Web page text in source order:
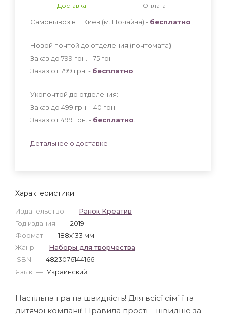
Характеристики
Издательство — Ранок Креатив
Год издания — 2019
Формат — 188x133 мм
Жанр — Наборы для творчества
ISBN — 4823076144166
Язык — Украинский
Доставка
Оплата
Самовывоз в г. Киев (м. Почайна) - бесплатно
Новой почтой до отделения (почтомата):
Заказ до 799 грн. - 75 грн
Заказ от 799 грн. - бесплатно
Укрпочтой до отделения:
Заказ до 499 грн. - 40 грн
Заказ от 499 грн. - бесплатно
Детальнее о доставке
Настільна гра на швидкість! Для всієї сім`ї та
дитячої компанії! Правила прості – швидше за